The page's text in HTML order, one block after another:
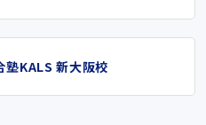
塾KALS 新大阪校